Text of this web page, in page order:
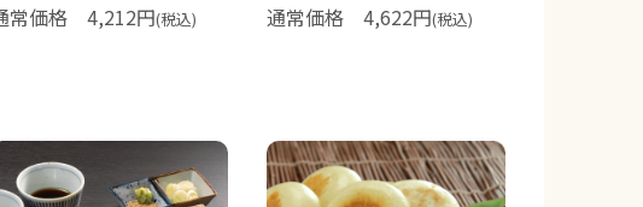
常価格4,212円(税込) 通常価格 4,622円(税込)